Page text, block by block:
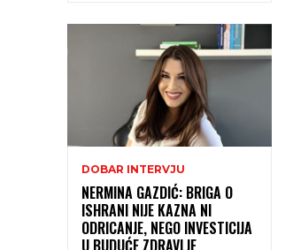
DOBAR INTERVJU
NERMINA GAZDIĆ: BRIGA O
ISHRANI NIJE KAZNA NI
ODRICANJE, NEGO INVESTICIJA
U BUDUĆE ZDRAVLJE